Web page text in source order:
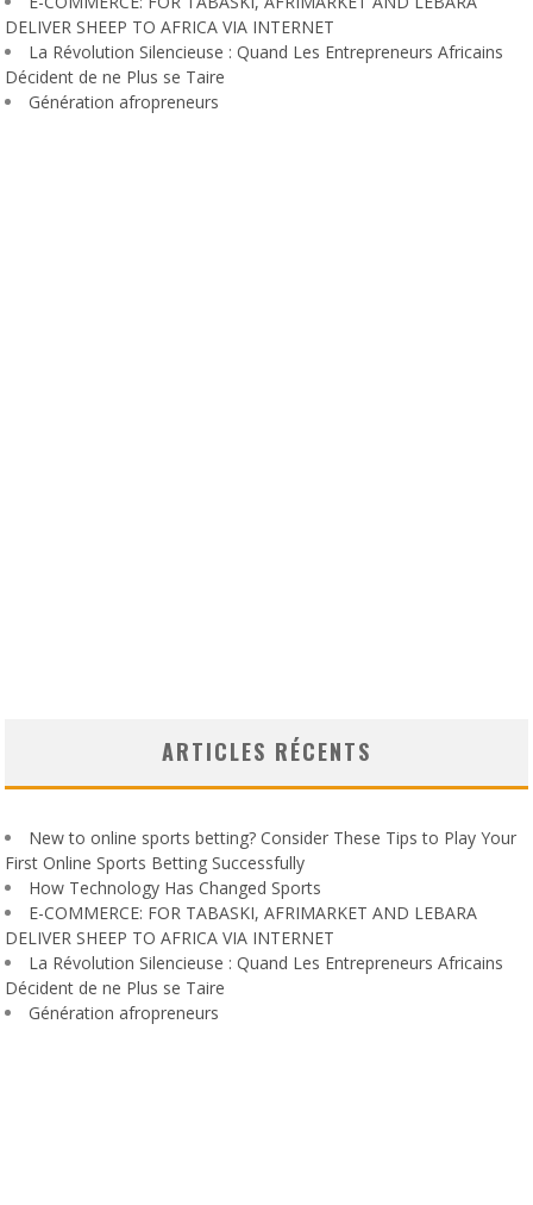
DELIVER SHEEP TO AFRICA VIA INTERNET
La Révolution Silencieuse : Quand Les Entrepreneurs Africains
Décident de ne Plus se Taire
Génération afropreneurs
ARTICLES RÉCENTS
New to online sports betting? Consider These Tips to Play Your
First Online Sports Betting Successfully
How Technology Has Changed Sports
E-COMMERCE: FOR TABASKI, AFRIMARKET AND LEBARA
DELIVER SHEEP TO AFRICA VIA INTERNET
La Révolution Silencieuse : Quand Les Entrepreneurs Africains
Décident de ne Plus se Taire
Génération afropreneurs